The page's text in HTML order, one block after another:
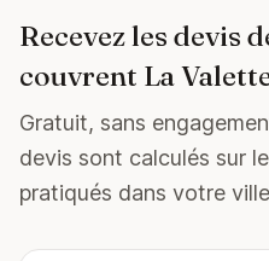
Recevez les devis
couvrent La
Gratuit, sans
devis sont calculés sur
pratiqués dans votre